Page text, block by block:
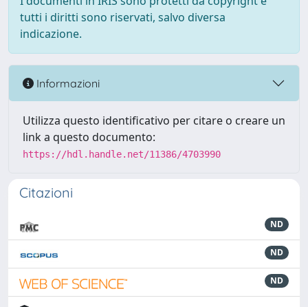
tutti i diritti sono riservati, salvo diversa
indicazione.
Informazioni
Utilizza questo identificativo per citare o creare un
link a questo documento:
https://hdl.handle.net/11386/4703990
Citazioni
ND
ND
ND